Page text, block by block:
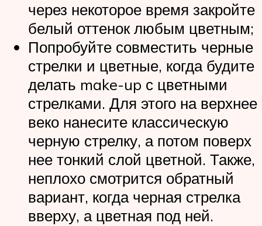
через некоторое время закройте
белый оттенок любым цветным;
Попробуйте совместить черные
стрелки и цветные, когда будите
делать make-up с цветными
стрелками. Для этого на верхнее
веко нанесите классическую
черную стрелку, а потом поверх
нее тонкий слой цветной. Также,
неплохо смотрится обратный
вариант, когда черная стрелка
вверху, а цветная под ней.